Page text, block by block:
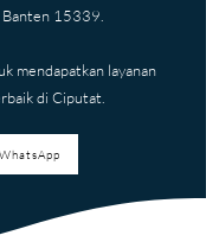
15339.​
mendapatkan layanan
di Ciputat.